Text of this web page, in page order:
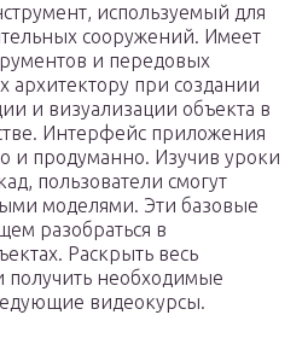
используемый для
сооружений. Имеет
и передовых
при создании
и визуализации объекта в
Интерфейс приложения
и продуманно. Изучив уроки
пользователи смогут
моделями. Эти базовые
разобраться в
Раскрыть весь
получить необходимые
видеокурсы.